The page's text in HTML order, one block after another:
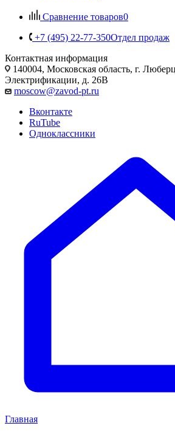
Сравнение товаров0
+7 (495) 22-77-350Отдел продаж
Контактная информация
140004, Московская область, г.
Электрификации, д. 26В
moscow@zavod-pt.ru
Вконтакте
RuTube
Одноклассники
Главная